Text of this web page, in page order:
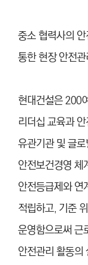
중소 협력사의
통한 현장 안전
현대건설은 200
리더십 교육과
유관기관 및 글
안전보건경영 체
안전등급제와 연
적립하고, 기준
운영함으로써 근
안전관리 활동의